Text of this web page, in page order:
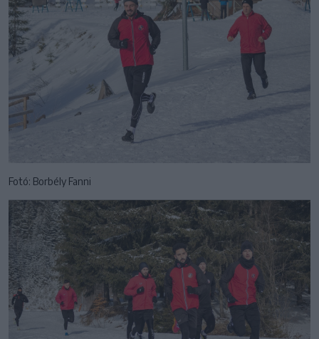
Fotó: Borbély Fanni